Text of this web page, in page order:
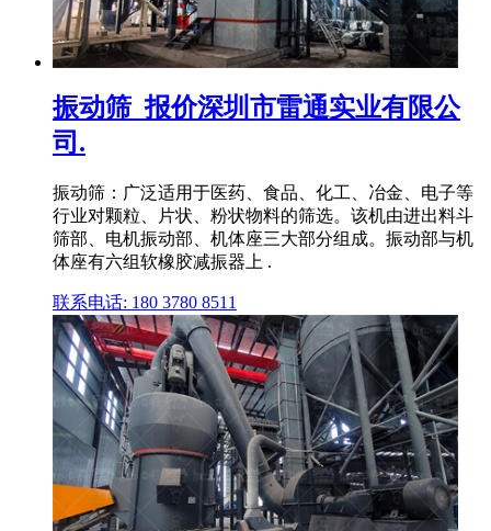
振动筛_报价深圳市雷通实业有限公
司.
振动筛：广泛适用于医药、食品、化工、冶金、电子等
行业对颗粒、片状、粉状物料的筛选。该机由进出料斗
筛部、电机振动部、机体座三大部分组成。振动部与机
体座有六组软橡胶减振器上 .
联系电话: 180 3780 8511